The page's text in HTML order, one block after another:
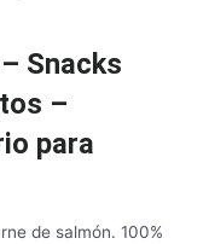
Snacks
–
para
de salmón. 100%